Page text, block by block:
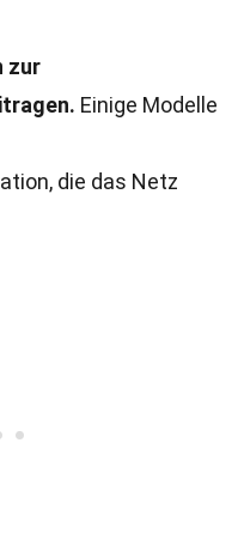
zur
Einige Modelle
die das Netz